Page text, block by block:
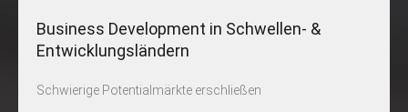
Business Development in Schwellen- &
Entwicklungsländern
Schwierige Potentialmärkte erschließen